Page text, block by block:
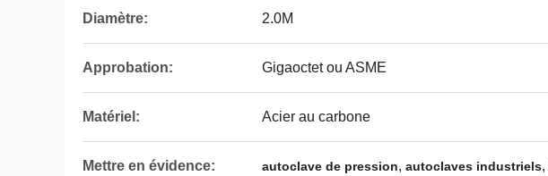
Diamètre: 2.0M
Approbation: Gigaoctet ou ASME
Matériel: Acier au carbone
Mettre en évidence: autoclave de pression, autoclaves industriels,